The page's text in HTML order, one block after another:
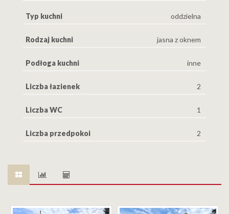
Typ kuchni oddzielna
Rodzaj kuchni jasna z oknem
Podłoga kuchni inne
Liczba łazienek 2
Liczba WC 1
Liczba przedpokoi 2